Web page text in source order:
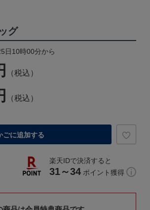
グ
日10時00分から
（税込）
（税込）
ごに追加する
楽天IDで決済すると
31～34 ポイント獲得